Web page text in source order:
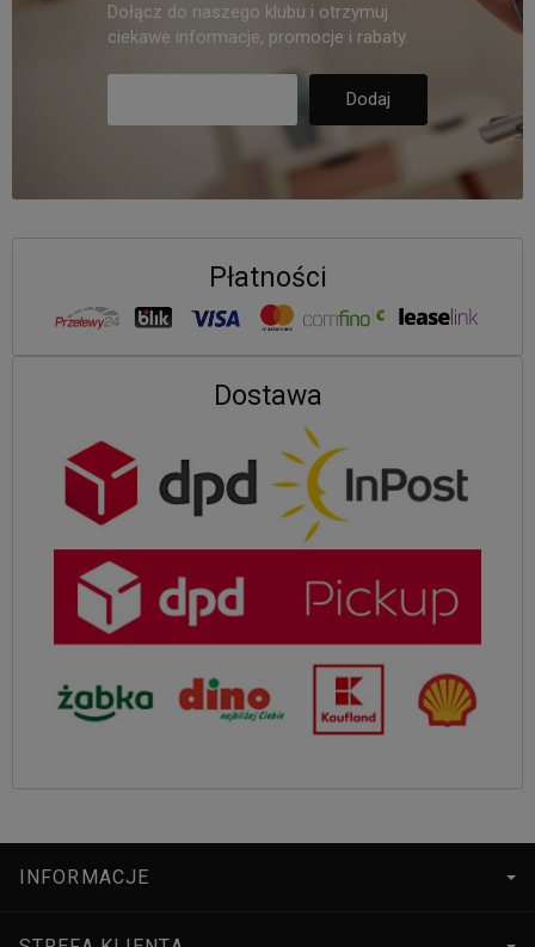
Dołącz do naszego klubu i otrzymuj
ciekawe informacje, promocje i rabaty.
Płatności
Dostawa
INFORMACJE